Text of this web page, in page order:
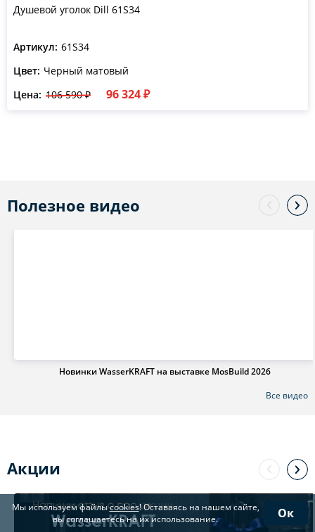
Душевой уголок Dill 61S34
Артикул: 61S34
Цвет: Черный матовый
Цена: 106 590 ₽ 96 324 ₽
Полезное видео
Новинки WasserKRAFT на выставке MosBuild 2026
Все видео
Акции
Мы используем файлыcookies! Оставаясь на нашем сайте,
вы соглашаетесь на их использование.
Ок